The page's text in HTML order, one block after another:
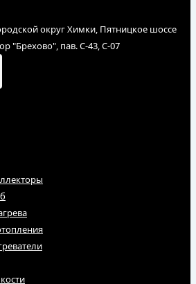
округ Химки, Пятницкое шоссе
"Брехово", пав. С-43, С-07